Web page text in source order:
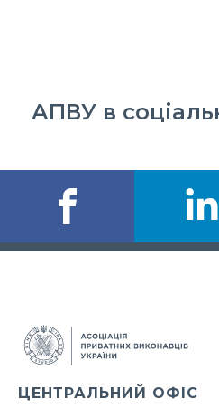
АПВУ в
ЦЕНТРАЛЬНИЙ ОФІС